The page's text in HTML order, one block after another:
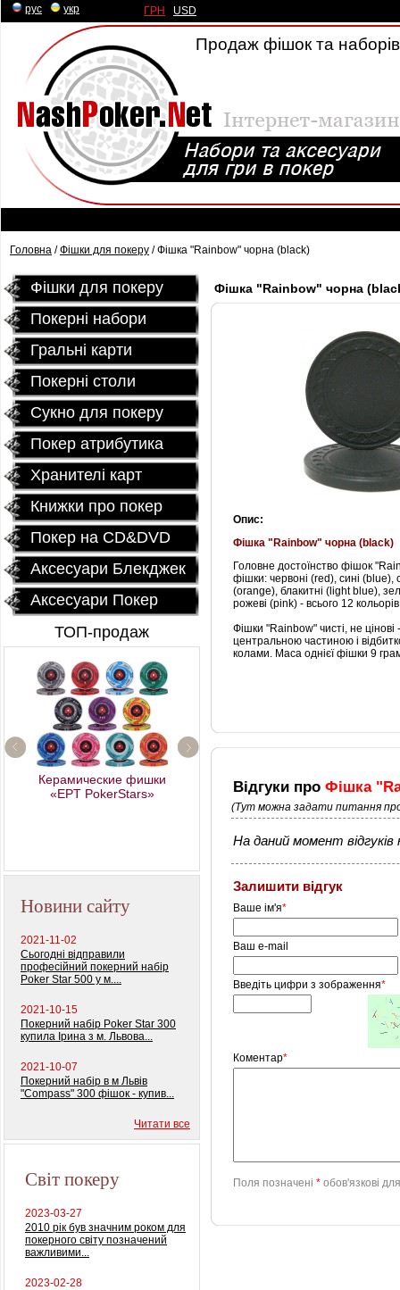
рус укр ГРН USD
Продаж фішок та
Головна /Фішки для покеру / Фішка "Rainbow" чорна (black)
Фішки для покеру
Покерні набори
Гральні карти
Покернi столи
Сукно для покеру
Покер атрибутика
Хранителі карт
Книжки про покер
Покер на CD&DVD
Аксесуари Блекджек
Аксесуари Покер
ТОП-продаж
Керамические фишки
«EPT PokerStars»
Профессиональный
покерный набор
"Poker Star" 500
Новини сайту
2021-11-02
Сьогодні відправили
професійний покерний набір
Poker Star 500 у м....
2021-10-15
Покерний набір Poker Star 300
купила Ірина з м. Львова...
2021-10-07
Покерний набір в м Львів
"Compass" 300 фішок - купив...
Читати все
Світ покеру
2023-03-27
2010 рік був значним роком для
покерного світу позначений
важливими...
2023-02-28
Фішка "Rainbow" чорна
Опис:
Фішка " Rainbow" чорна (black)
Головне достоїнство фішок "
фішки: червоні (red), сині (blue),
(orange), блакитні ( light blue),
рожеві (pink) - всього 12 кольорів
Фішки "Rainbow" чисті, не цінові -
центральною частиною і
колами. Маса однієї фішки 9
Відгуки про Фішка
(Тут можна задати питання
На даний момент відгуків
Залишити відгук
Ваше ім'я*
Ваш e-mail
Введіть цифри з зображення*
Коментар*
Поля позначені * обов'язкові